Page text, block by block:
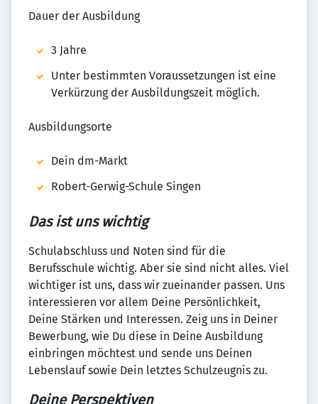
Dauer der Ausbildung
3 Jahre
Unter bestimmten Voraussetzungen ist eine
Verkürzung der Ausbildungszeit möglich.
Ausbildungsorte
Dein dm-Markt
Robert-Gerwig-Schule Singen
Das ist uns wichtig
Schulabschluss und Noten sind für die
Berufsschule wichtig. Aber sie sind nicht alles. Viel
wichtiger ist uns, dass wir zueinander passen. Uns
interessieren vor allem Deine Persönlichkeit,
Deine Stärken und Interessen. Zeig uns in Deiner
Bewerbung, wie Du diese in Deine Ausbildung
einbringen möchtest und sende uns Deinen
Lebenslauf sowie Dein letztes Schulzeugnis zu.
Deine Perspektiven